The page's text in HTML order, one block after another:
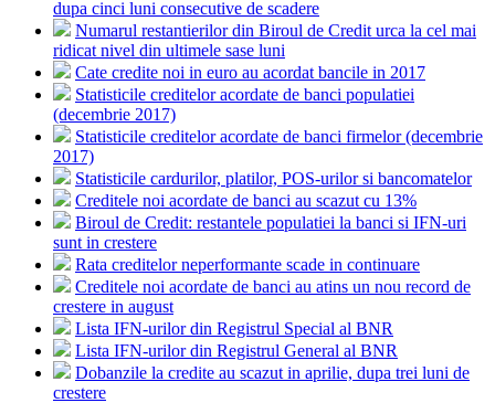
dupa cinci luni consecutive de scadere
Numarul restantierilor din Biroul de Credit urca la cel mai
ridicat nivel din ultimele sase luni
Cate credite noi in euro au acordat bancile in 2017
Statisticile creditelor acordate de banci populatiei
(decembrie 2017)
Statisticile creditelor acordate de banci firmelor (decembrie
2017)
Statisticile cardurilor, platilor, POS-urilor si bancomatelor
Creditele noi acordate de banci au scazut cu 13%
Biroul de Credit: restantele populatiei la banci si IFN-uri
sunt in crestere
Rata creditelor neperformante scade in continuare
Creditele noi acordate de banci au atins un nou record de
crestere in august
Lista IFN-urilor din Registrul Special al BNR
Lista IFN-urilor din Registrul General al BNR
Dobanzile la credite au scazut in aprilie, dupa trei luni de
crestere